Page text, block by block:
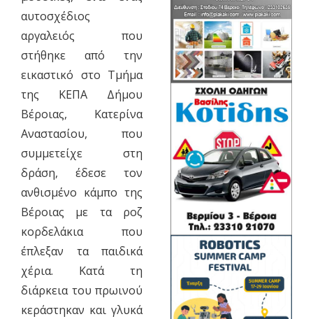
αυτοσχέδιος
αργαλειός που
στήθηκε από την
εικαστικό στο Τμήμα
της ΚΕΠΑ Δήμου
Βέροιας, Κατερίνα
Αναστασίου, που
συμμετείχε στη
δράση, έδεσε τον
ανθισμένο κάμπο της
Βέροιας με τα ροζ
κορδελάκια που
έπλεξαν τα παιδικά
χέρια. Κατά τη
διάρκεια του πρωινού
κεράστηκαν και γλυκά